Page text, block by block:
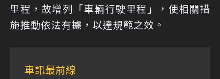
里程，故增列「車輛行駛里程」，使相關措
施推動依法有據，以達規範之效。
車訊最前線